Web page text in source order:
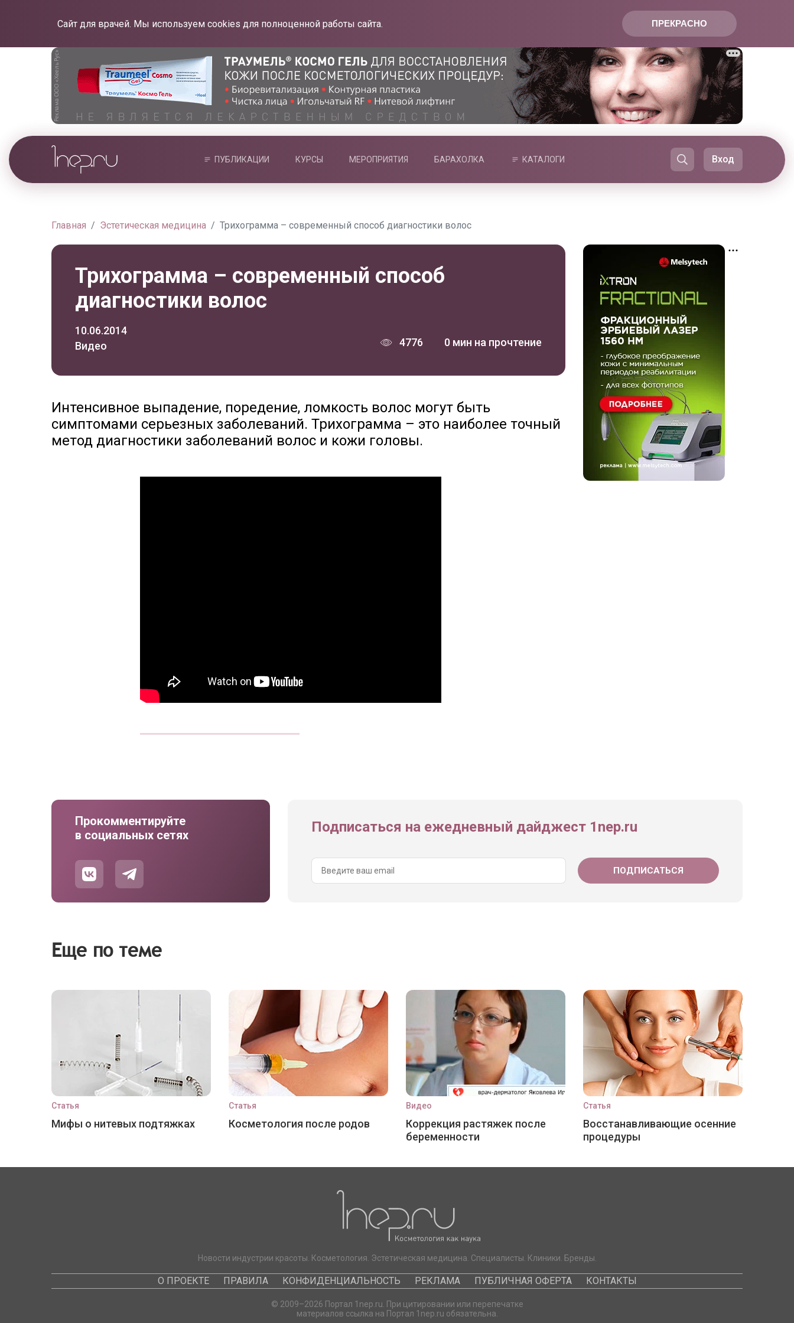
ПРЕКРАСНО
Сайт для врачей. Мы используем cookies для полноценной работы сайта.
ПУБЛИКАЦИИ КУРСЫ МЕРОПРИЯТИЯ БАРАХОЛКА КАТАЛОГИ Вход
Главная Эстетическая медицина Трихограмма – современный способ диагностики волос
Трихограмма – современный способ
диагностики волос
10.06.2014
Видео
4776 0 мин на прочтение
Интенсивное выпадение, поредение, ломкость волос могут быть
симптомами серьезных заболеваний. Трихограмма – это наиболее точный
метод диагностики заболеваний волос и кожи головы.
Прокомментируйте
в социальных сетях
Подписаться на ежедневный дайджест 1nep.ru
Еще по теме
Статья
Мифы о нитевых подтяжках
Статья
Косметология после родов
Видео
Коррекция растяжек после
беременности
Статья
Восстанавливающие осенние
процедуры
Новости индустрии красоты. Косметология. Эстетическая медицина. Специалисты. Клиники. Бренды.
О ПРОЕКТЕ ПРАВИЛА КОНФИДЕНЦИАЛЬНОСТЬ РЕКЛАМА ПУБЛИЧНАЯ ОФЕРТА КОНТАКТЫ
© 2009–2026 Портал 1nep.ru. При цитировании или перепечатке
материалов ссылка на Портал 1nep.ru обязательна.